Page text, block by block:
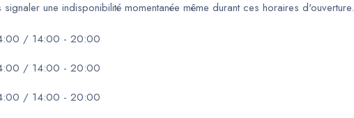
une indisponibilité momentanée même durant ces horaires d'ouverture.
/ 14:00 - 20:00
/ 14:00 - 20:00
/ 14:00 - 20:00